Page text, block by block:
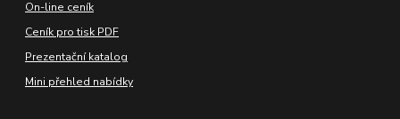
On-line ceník
Ceník pro tisk PDF
Prezentační katalog
Mini přehled nabídky